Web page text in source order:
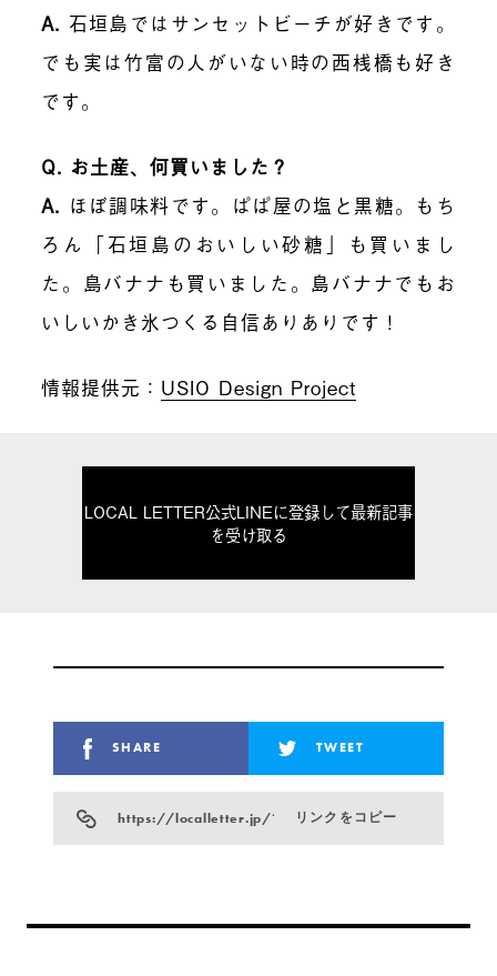
A. 石垣島ではサンセットビーチが好きです。
でも実は竹富の人がいない時の西桟橋も好き
です。
Q. お土産、何買いました？
A. ほぼ調味料です。ぱぱ屋の塩と黒糖。もち
ろん「石垣島のおいしい砂糖」も買いまし
た。島バナナも買いました。島バナナでもお
いしいかき氷つくる自信ありありです！
情報提供元： USIO Design Project
LOCAL LETTER公式LINEに登録して最新記事
を受け取る
SHARE TWEET
https://localletter.jp/?p=971リンクをコピー